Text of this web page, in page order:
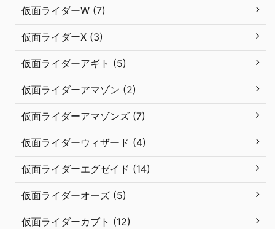
仮面ライダーW (7)
仮面ライダーX (3)
仮面ライダーアギト (5)
仮面ライダーアマゾン (2)
仮面ライダーアマゾンズ (7)
仮面ライダーウィザード (4)
仮面ライダーエグゼイド (14)
仮面ライダーオーズ (5)
仮面ライダーカブト (12)